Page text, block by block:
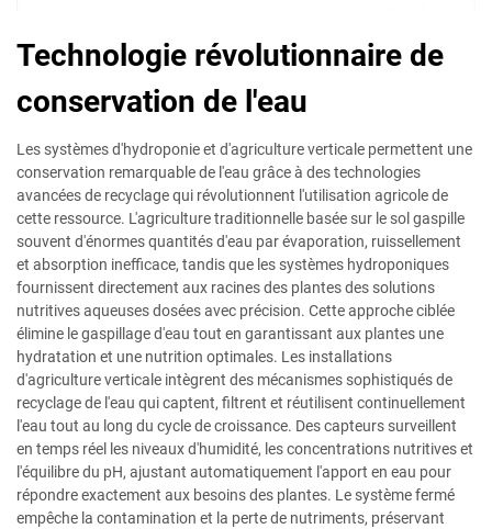
Technologie révolutionnaire de
conservation de l'eau
Les systèmes d'hydroponie et d'agriculture verticale permettent une
conservation remarquable de l'eau grâce à des technologies
avancées de recyclage qui révolutionnent l'utilisation agricole de
cette ressource. L'agriculture traditionnelle basée sur le sol gaspille
souvent d'énormes quantités d'eau par évaporation, ruissellement
et absorption inefficace, tandis que les systèmes hydroponiques
fournissent directement aux racines des plantes des solutions
nutritives aqueuses dosées avec précision. Cette approche ciblée
élimine le gaspillage d'eau tout en garantissant aux plantes une
hydratation et une nutrition optimales. Les installations
d'agriculture verticale intègrent des mécanismes sophistiqués de
recyclage de l'eau qui captent, filtrent et réutilisent continuellement
l'eau tout au long du cycle de croissance. Des capteurs surveillent
en temps réel les niveaux d'humidité, les concentrations nutritives et
l'équilibre du pH, ajustant automatiquement l'apport en eau pour
répondre exactement aux besoins des plantes. Le système fermé
empêche la contamination et la perte de nutriments, préservant